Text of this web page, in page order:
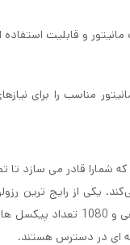
و قابلیت استفاده
مانیتور مناسب را برای
شمارا قادر می سازد تا
یکی از رایج ترین
است که در آن 1920 تعداد